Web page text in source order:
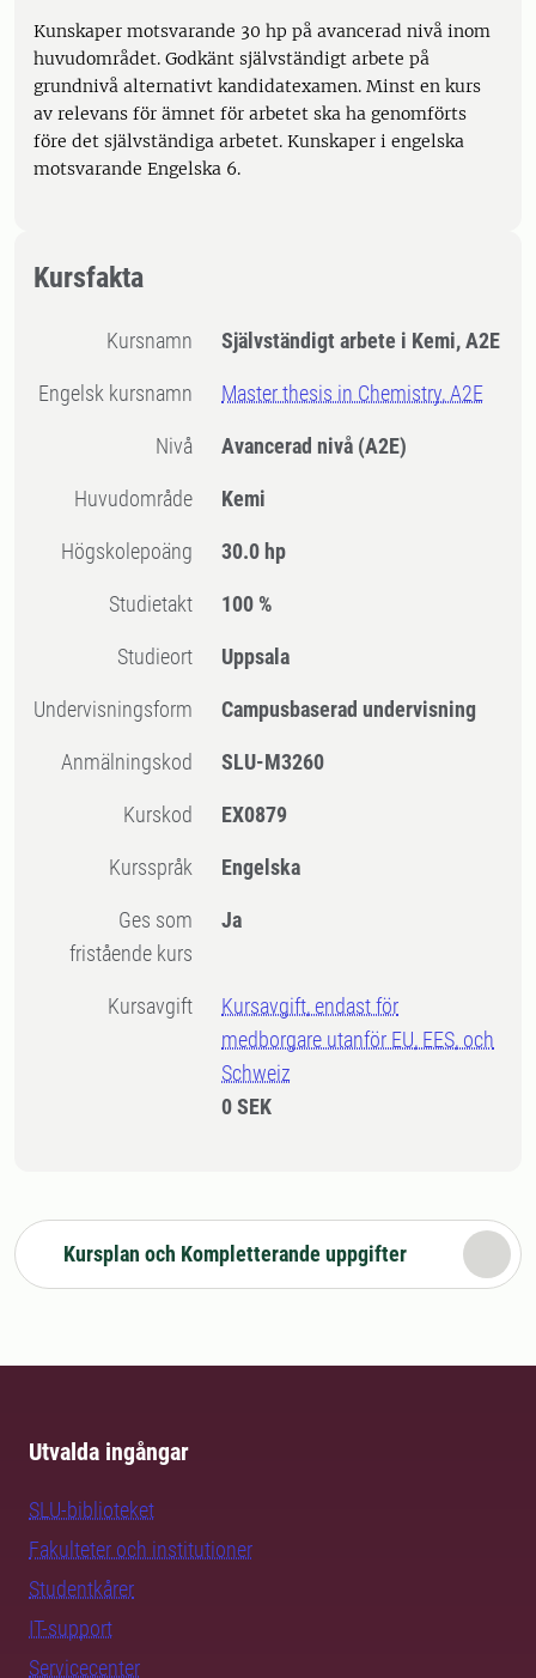
Kunskaper motsvarande 30 hp på avancerad nivå inom
huvudområdet. Godkänt självständigt arbete på
grundnivå alternativt kandidatexamen. Minst en kurs
av relevans för ämnet för arbetet ska ha genomförts
före det självständiga arbetet. Kunskaper i engelska
motsvarande Engelska 6.
Kursfakta
Kursnamn Självständigt arbete i Kemi, A2E
Engelsk kursnamn Master thesis in Chemistry, A2E
Nivå Avancerad nivå (A2E)
Huvudområde Kemi
högskolepoäng 30.0 hp
Studietakt 100 %
Studieort Uppsala
Undervisningsform Campusbaserad undervisning
Anmälningskod SLU-M3260
Kurskod EX0879
Kursspråk Engelska
Ges som
fristående kurs
Ja
Kursavgift
Kursavgift, endast för
medborgare utanför EU, EES, och
Schweiz
0 SEK
Kursplan och Kompletterande uppgifter
Utvalda ingångar
SLU-biblioteket
Fakulteter och institutioner
Studentkårer
IT-support
Servicecenter